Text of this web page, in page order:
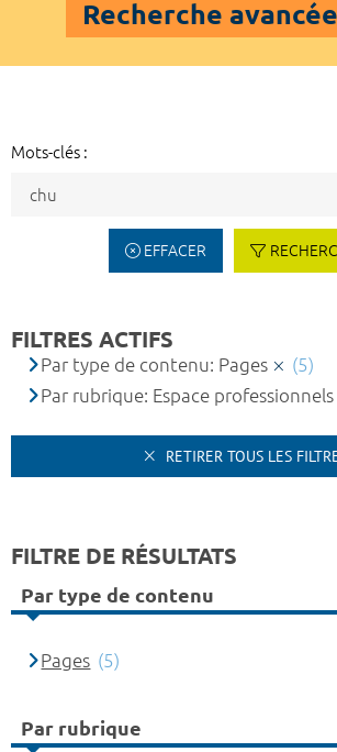
Recherche avancée
Mots-clés :
EFFACER
FILTRES ACTIFS
Par type de contenu: Pages
(5)
Par rubrique: Espace professionnels
RETIRER TOUS LES
FILTRE DE RÉSULTATS
Par type de contenu
Pages (5)
Par rubrique